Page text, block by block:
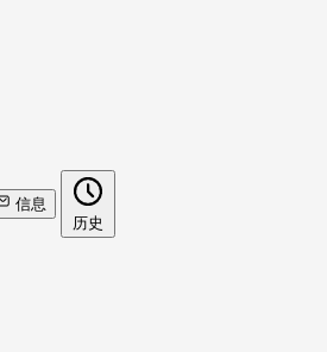
信息
历史